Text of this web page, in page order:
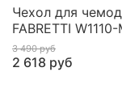
Чехол для
FABRETTI W1110-
3 490 руб
2 618 руб